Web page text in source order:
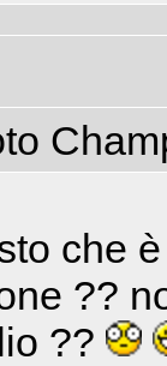
che
??
??